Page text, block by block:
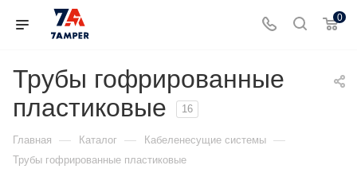
0
Трубы гофрированные
пластиковые
16
Главная — Каталог — Кабеленесущие системы —
Трубы гофрированные пластиковые